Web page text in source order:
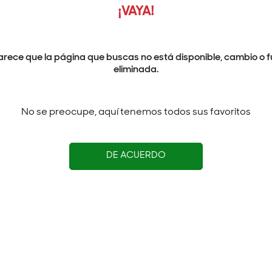
¡VAYA!
que la página que buscas no está disponible, cambio o
eliminada.
No se preocupe, aquí tenemos todos sus favoritos
DE ACUERDO